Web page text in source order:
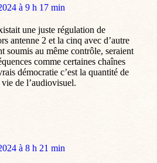
à 9 h 17 min
une juste régulation de
antenne 2 et la cinq avec d’autre
soumis au même contrôle, seraient
comme certaines chaînes
démocratie c’est la quantité de
de l’audiovisuel.
à 8 h 21 min